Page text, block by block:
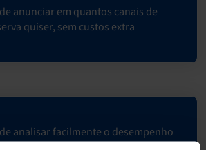
anunciar em quantos canais de
quiser, sem custos extra
analisar facilmente o desempenho